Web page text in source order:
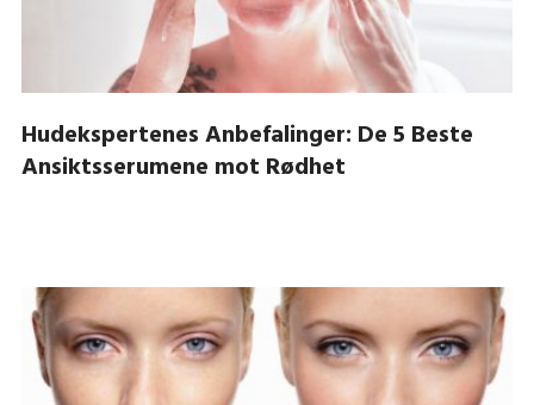
Hudekspertenes Anbefalinger: De 5 Beste
Ansiktsserumene mot Rødhet